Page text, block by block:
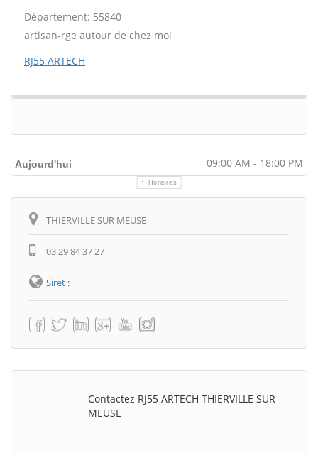
Département: 55840
artisan-rge autour de chez moi
RJ55 ARTECH
Aujourd'hui 09:00 AM - 18:00 PM
Horaires
THIERVILLE SUR MEUSE
03 29 84 37 27
Siret :
Contactez RJ55 ARTECH THIERVILLE SUR
MEUSE